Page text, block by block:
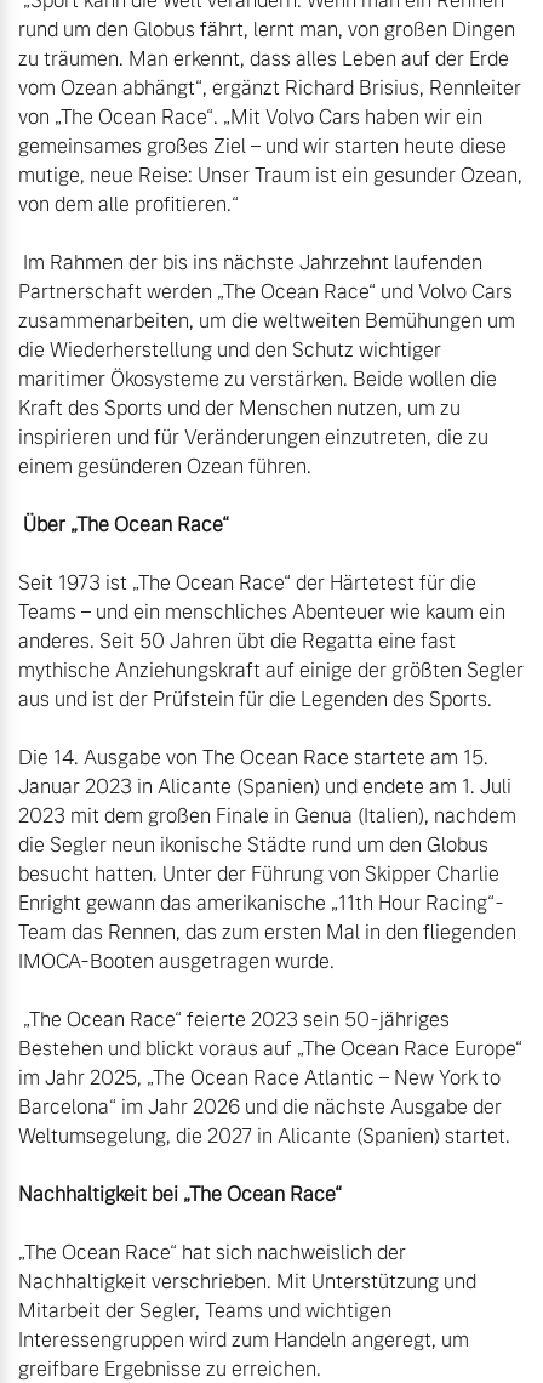
rund um den Globus fährt, lernt man, von großen Dingen
zu träumen. Man erkennt, dass alles Leben auf der Erde
vom Ozean abhängt“, ergänzt Richard Brisius, Rennleiter
von „The Ocean Race“. „Mit Volvo Cars haben wir ein
gemeinsames großes Ziel – und wir starten heute diese
mutige, neue Reise: Unser Traum ist ein gesunder Ozean,
von dem alle profitieren.“
Partnerschaft werden „The Ocean Race“ und Volvo Cars
zusammenarbeiten, um die weltweiten Bemühungen um
die Wiederherstellung und den Schutz wichtiger
maritimer Ökosysteme zu verstärken. Beide wollen die
Kraft des Sports und der Menschen nutzen, um zu
inspirieren und für Veränderungen einzutreten, die zu
einem gesünderen Ozean führen.
Über „The Ocean Race“
Seit 1973 ist „The Ocean Race“ der Härtetest für die
Teams – und ein menschliches Abenteuer wie kaum ein
anderes. Seit 50 Jahren übt die Regatta eine fast
mythische Anziehungskraft auf einige der größten Segler
aus und ist der Prüfstein für die Legenden des Sports.
Die 14. Ausgabe von The Ocean Race startete am 15.
Januar 2023 in Alicante (Spanien) und endete am 1. Juli
2023 mit dem großen Finale in Genua (Italien), nachdem
die Segler neun ikonische Städte rund um den Globus
besucht hatten. Unter der Führung von Skipper Charlie
Enright gewann das amerikanische „11th Hour Racing“-
Team das Rennen, das zum ersten Mal in den fliegenden
IMOCA-Booten ausgetragen wurde.
Bestehen und blickt voraus auf „The Ocean Race Europe“
im Jahr 2025, „The Ocean Race Atlantic – New York to
Barcelona“ im Jahr 2026 und die nächste Ausgabe der
Weltumsegelung, die 2027 in Alicante (Spanien) startet.
Nachhaltigkeit bei „The Ocean Race“
„The Ocean Race“ hat sich nachweislich der
Nachhaltigkeit verschrieben. Mit Unterstützung und
Mitarbeit der Segler, Teams und wichtigen
Interessengruppen wird zum Handeln angeregt, um
greifbare Ergebnisse zu erreichen.